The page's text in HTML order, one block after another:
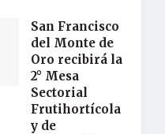
San Francisco
del Monte de
Oro recibirá la
2° Mesa
Sectorial
Frutihortícola
y de